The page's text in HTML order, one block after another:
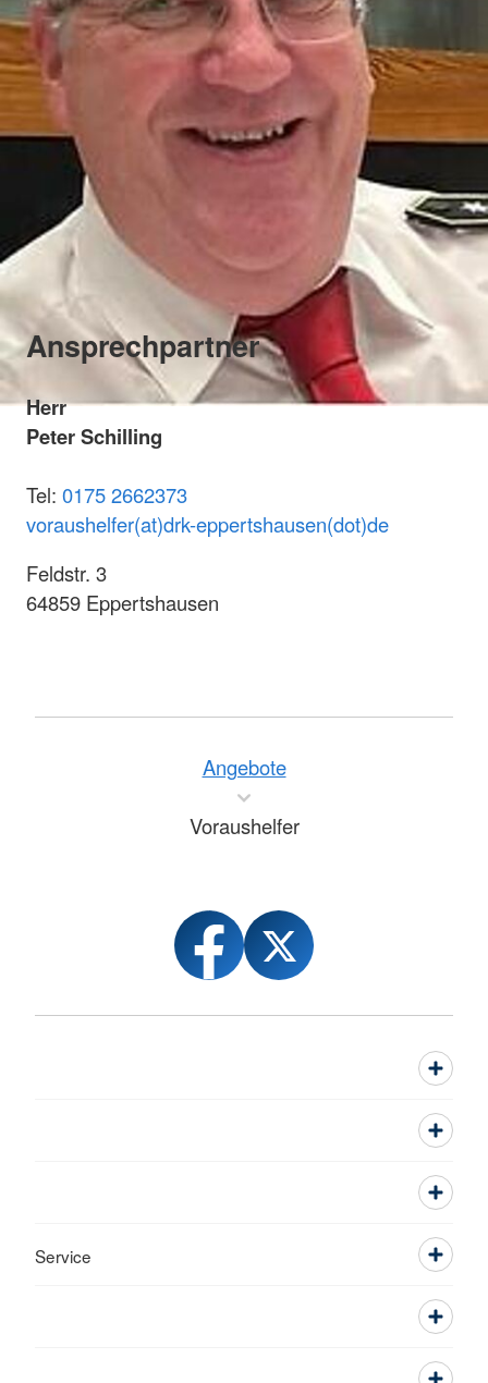
Ansprechpartner
Herr
Peter Schilling
Tel: 0175 2662373
voraushelfer(at)drk-eppertshausen(dot)de
Feldstr. 3
64859 Eppertshausen
Angebote
Voraushelfer
Service